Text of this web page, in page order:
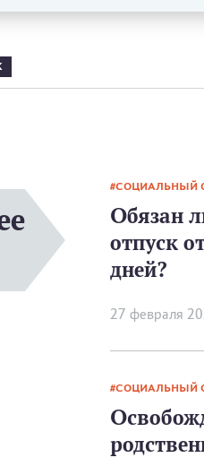
СОЦИАЛЬНЫЙ
Обязан
отпуск
дней?
27 февраля
СОЦИАЛЬНЫЙ